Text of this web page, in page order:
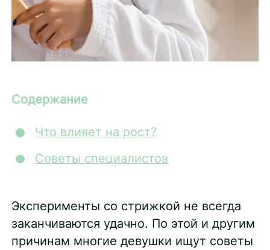
Содержание
Что влияет на рост?
Советы специалистов
Эксперименты со стрижкой не всегда
заканчиваются удачно. По этой и другим
причинам многие девушки ищут советы